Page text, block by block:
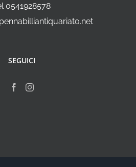
0541928578
SEGUICI